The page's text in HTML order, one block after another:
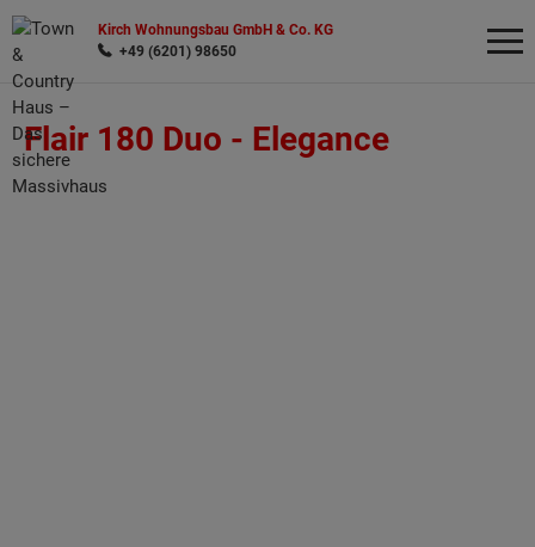
Kirch Wohnungsbau GmbH & Co. KG
+49 (6201) 98650
Flair 180 Duo - Elegance
Wonach möchten Sie suchen?